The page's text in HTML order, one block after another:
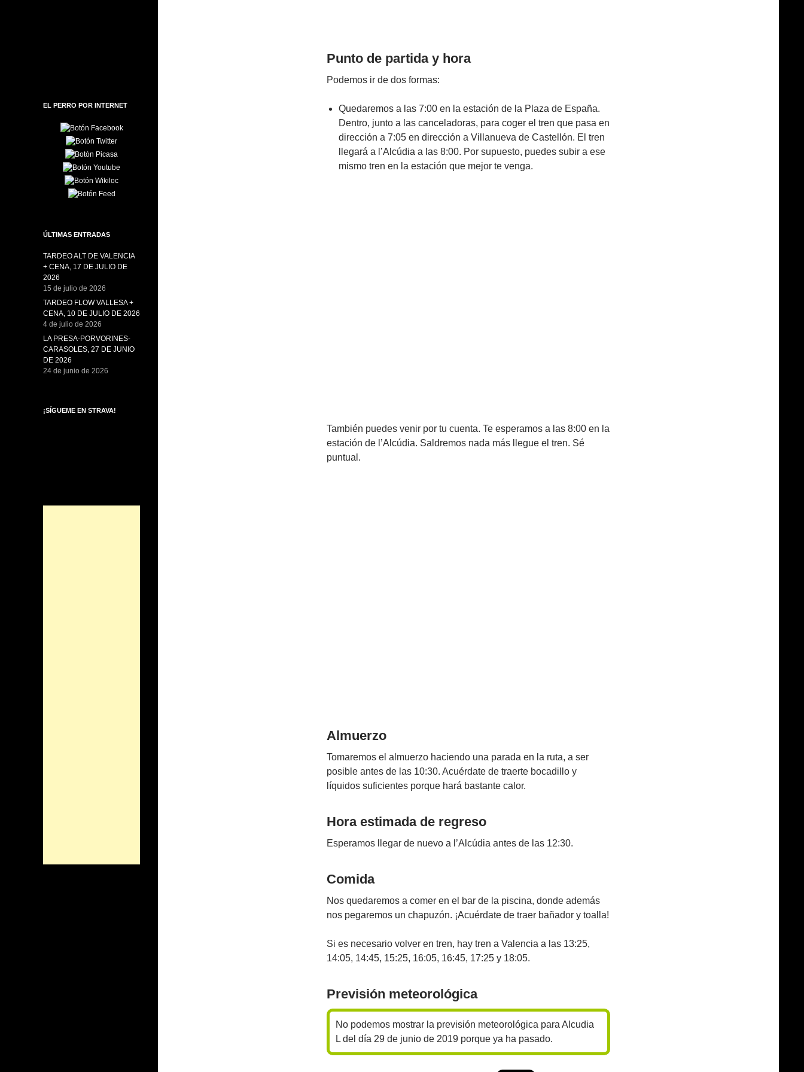
Punto de partida y hora
Podemos ir de dos formas:
Quedaremos a las 7:00 en la estación de la Plaza de España.
Dentro, junto a las canceladoras, para coger el tren que pasa en
dirección a 7:05 en dirección a Villanueva de Castellón. El tren
llegará a l’Alcúdia a las 8:00. Por supuesto, puedes subir a ese
mismo tren en la estación que mejor te venga.
También puedes venir por tu cuenta. Te esperamos a las 8:00 en la
estación de l’Alcúdia. Saldremos nada más llegue el tren. Sé
puntual.
Almuerzo
Tomaremos el almuerzo haciendo una parada en la ruta, a ser
posible antes de las 10:30. Acuérdate de traerte bocadillo y
líquidos suficientes porque hará bastante calor.
Hora estimada de regreso
Esperamos llegar de nuevo a l’Alcúdia antes de las 12:30.
Comida
Nos quedaremos a comer en el bar de la piscina, donde además
nos pegaremos un chapuzón. ¡Acuérdate de traer bañador y toalla!
Si es necesario volver en tren, hay tren a Valencia a las 13:25,
14:05, 14:45, 15:25, 16:05, 16:45, 17:25 y 18:05.
Previsión meteorológica
No podemos mostrar la previsión meteorológica para Alcudia
L del día 29 de junio de 2019 porque ya ha pasado.
EL PERRO POR INTERNET
ÚLTIMAS ENTRADAS
TARDEO ALT DE VALENCIA
+ CENA, 17 DE JULIO DE
2026
15 de julio de 2026
TARDEO FLOW VALLESA +
CENA, 10 DE JULIO DE 2026
4 de julio de 2026
LA PRESA-PORVORINES-
CARASOLES, 27 DE JUNIO
DE 2026
24 de junio de 2026
¡SÍGUEME EN STRAVA!